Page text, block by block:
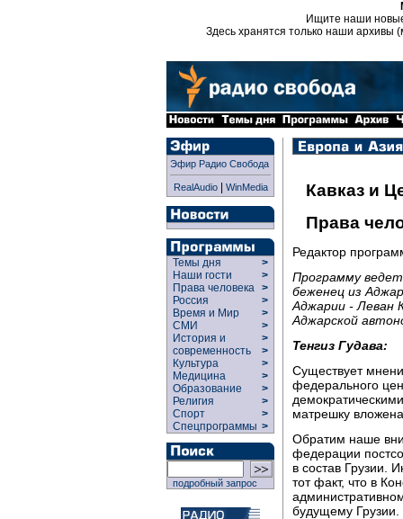
Ищите наши
Здесь хранятся только наши архивы
Эфир Радио Свобода
RealAudio| WinMedia
Темы дня
>
Наши гости
>
Права человека >
Россия
>
Время и Мир
>
СМИ
>
История и
современность
>
>
Культура
>
Медицина
>
Образование
>
Религия
>
Спорт
>
Спецпрограммы >
подробный запрос
Кавказ и
Права
Редактор
Программу
беженец из
Аджарии - Леван
Аджарской
Тенгиз Гудава:
Существует
федерального
матрешку
Обратим наше
федерации
в состав Грузии.
тот факт, что в
будущему Грузии.